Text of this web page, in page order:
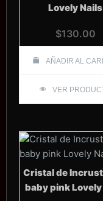
Lovely Nails
$130.00
AÑADIR AL
VER
Cristal de
baby pink Lovely